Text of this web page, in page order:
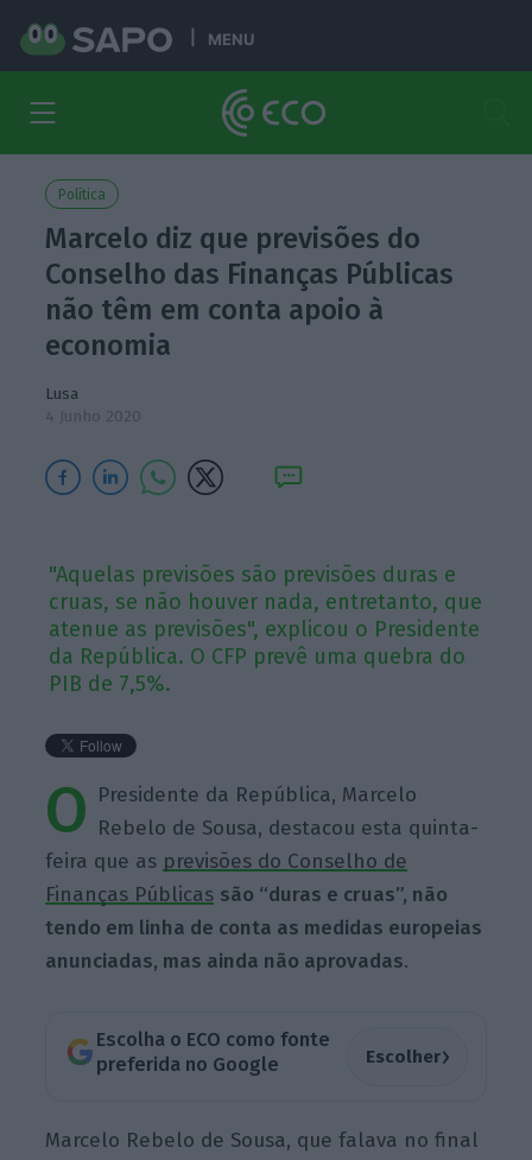
MENU
Política
Marcelo diz que previsões do
Conselho das Finanças Públicas
não têm em conta apoio à
economia
Lusa
4 Junho 2020
"Aquelas previsões são previsões duras e
cruas, se não houver nada, entretanto, que
atenue as previsões", explicou o Presidente
da República. O CFP prevê uma quebra do
PIB de 7,5%.
O Presidente da República, Marcelo
Rebelo de Sousa, destacou esta quinta-
feira que as previsões do Conselho de
Finanças Públicas são “duras e cruas”, não
tendo em linha de conta as medidas europeias
anunciadas, mas ainda não aprovadas.
Escolha o ECO como fonte
preferida no Google
Escolher›
Marcelo Rebelo de Sousa, que falava no final